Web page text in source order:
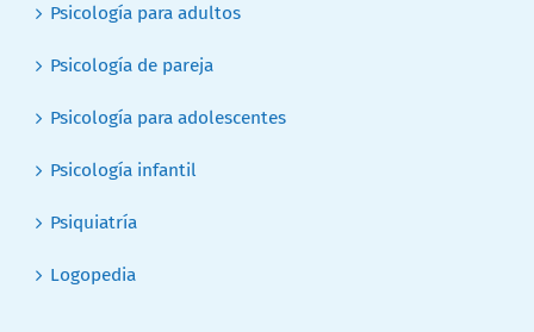
Psicología para adultos
Psicología de pareja
Psicología para adolescentes
Psicología infantil
Psiquiatría
Logopedia